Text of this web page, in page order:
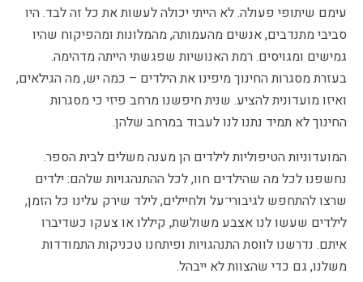
עימם שיתופי פעולה. לא הייתי יכולה לעשות את כל זה לבד. היו
סביבי מתנדבים, אנשים מהעמותה, מהמלונות ומהפיקוח שהיו
גמישים ומגויסים. רמת האנושיות שפגשתי הייתה מדהימה.
בעזרת מסגרות החינוך מיפינו את הילדים – כמה יש, מה הגילאים,
ואיזו מועדונית להציע. שנית חיפשנו מרחב פיזי כי מסגרות
החינוך לא תמיד נתנו לנו לעבוד במרחב שלהן.
המועדוניות הטיפוליות לילדים הן מענה משלים לבית הספר.
נחשפנו לכל מה שהילדים חוו, לכל ההתנהגויות שלהם: ילדים
שרצו להתחפש לגיבורי־על ולחיילים, לילד שירק עלינו כל הזמן,
לילדים שעשו לנו אצבע משולשת, קיללו או צעקו כשדיברו
איתם. נדרשנו לווסת התנהגויות ופיתחנו טכניקות התמודדות
משלנו, גם כדי שהצוות לא ייבהל.